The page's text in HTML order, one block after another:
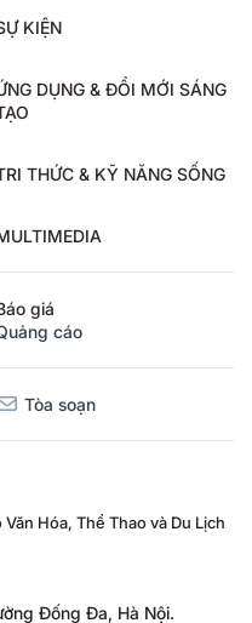
KIỆN
DỤNG & ĐỔI MỚI SÁNG
THỨC & KỸ NĂNG SỐNG
giá
cáo
Tòa soạn
Hóa, Thể Thao và Du Lịch
Đống Đa, Hà Nội.